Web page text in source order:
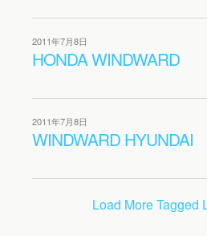
2011年7月8日
HONDA WINDWARD
2011年7月8日
WINDWARD HYUNDAI
Load More